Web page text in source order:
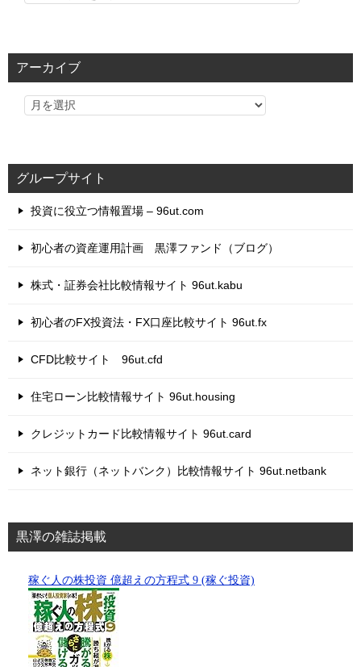
リ
アーカイブ
グループサイト
投資に役立つ情報置場 – 96ut.com
初心者の資産運用計画 黒澤ファンド（ブログ）
株式・証券会社比較情報サイト 96ut.kabu
初心者のFX投資法・FX口座比較サイト 96ut.fx
CFD比較サイト 96ut.cfd
住宅ローン比較情報サイト 96ut.housing
クレジットカード比較情報サイト 96ut.card
ネット銀行（ネットバンク）比較情報サイト 96ut.netbank
黒澤の雑誌掲載
稼ぐ人の株投資 億超えの方程式 9 (稼ぐ投資)